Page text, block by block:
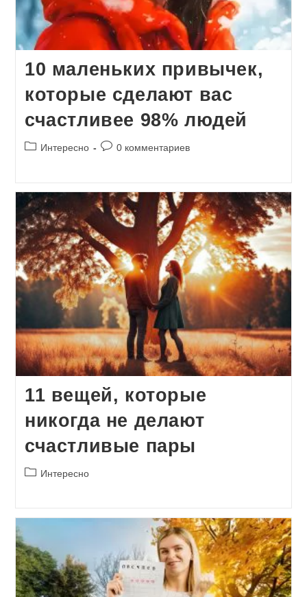
10 маленьких привычек,
которые сделают вас
счастливее 98% людей
Рубрика
Интересно
Комментарии
0 комментариев
11 вещей, которые
никогда не делают
счастливые пары
Рубрика
Интересно